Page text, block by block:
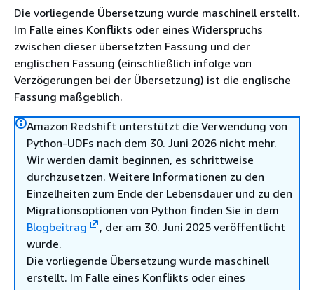
Die vorliegende Übersetzung wurde maschinell erstellt.
Im Falle eines Konflikts oder eines Widerspruchs
zwischen dieser übersetzten Fassung und der
englischen Fassung (einschließlich infolge von
Verzögerungen bei der Übersetzung) ist die englische
Fassung maßgeblich.
Amazon Redshift unterstützt die Verwendung von
Python-UDFs nach dem 30. Juni 2026 nicht mehr.
Wir werden damit beginnen, es schrittweise
durchzusetzen. Weitere Informationen zu den
Einzelheiten zum Ende der Lebensdauer und zu den
Migrationsoptionen von Python finden Sie in dem
Blogbeitrag
, der am 30. Juni 2025 veröffentlicht
wurde.
Die vorliegende Übersetzung wurde maschinell
erstellt. Im Falle eines Konflikts oder eines